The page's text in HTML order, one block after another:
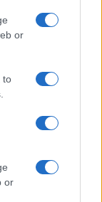
or
to
or